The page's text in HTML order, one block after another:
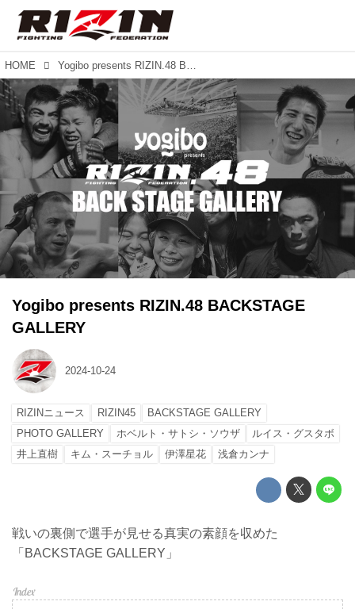
HOME Yogibo presents RIZIN.48 BACKSTAGE GALLERY
Yogibo presents RIZIN.48 BACKSTAGE
GALLERY
2024-10-24
RIZINニュース RIZIN45
BACKSTAGE GALLERY
PHOTO GALLERY
ホベルト・サトシ・ソウザ
ルイス・グスタボ
井上直樹
キム・スーチョル 伊澤星花 浅倉カンナ
戦いの裏側で選手が見せる真実の素顔を収めた
「BACKSTAGE GALLERY」